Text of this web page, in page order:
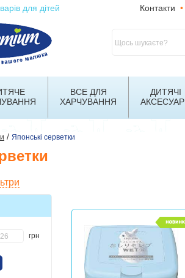
для дітей Контакти •
ВСЕ ДЛЯ
ХАРЧУВАННЯ
ДИТЯЧІ
/ Японські серветки
грн